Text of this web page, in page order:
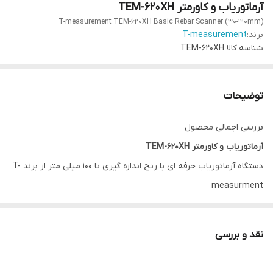
آرماتوریاب و کاورمتر TEM-620XH
T-measurement TEM-620XH Basic Rebar Scanner (30-120mm)
برند:T-measurement
شناسه کالا TEM-620XH
توضیحات
بررسی اجمالی محصول
آرماتوریاب و کاورمتر TEM-620XH
دستگاه آرماتوریاب حرفه ای با رنج اندازه گیری تا 100 میلی متر از برند T-
measurment
نقد و بررسی